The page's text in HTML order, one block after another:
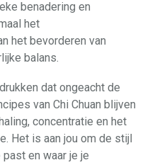
benadering en
het
het bevorderen van
balans.
dat ongeacht de
van Chi Chuan blijven
concentratie en het
Het is aan jou om de stijl
en waar je je